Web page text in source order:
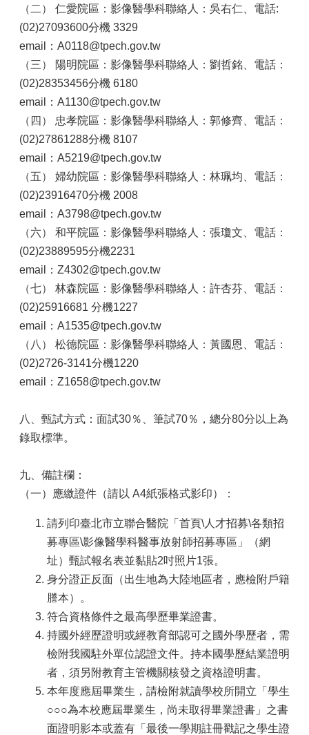
（二）
仁愛院區：影像醫學科聯絡人：吳右仁、電話:
(02)27093600分機 3329
email：A0118@tpech.gov.tw
（三）
陽明院區：影像醫學科聯絡人：劉哲銘、電話：
(02)28353456分機 6180
email：A1130@tpech.gov.tw
（四）
忠孝院區：影像醫學科聯絡人：郭修齊、電話：
(02)27861288分機 8107
email：A5219@tpech.gov.tw
（五）
婦幼院區：影像醫學科聯絡人：林珮均、電話：
(02)23916470分機 2008
email：A3798@tpech.gov.tw
（六）
和平院區：影像醫學科聯絡人：張瓊文、電話：
(02)23889595分機2231
email：Z4302@tpech.gov.tw
（七）
林森院區：影像醫學科聯絡人：許杏芬、電話：
(02)25916681 分機1227
email：A1535@tpech.gov.tw
（八）
松德院區：影像醫學科聯絡人：黃國恩、電話：
(02)2726-3141分機1220
email：Z1658@tpech.gov.tw
八、甄試方式：面試30％、筆試70％，總分80分以上為
錄取標準。
九、備註欄：
（一）應繳證件（請以 A4紙張格式影印）：
請列印臺北市立聯合醫院「首頁\人才招募\各類招
募專區\影像醫學科醫事放射師招募專區」（網
址）甄試報名表並黏貼2吋照片1張。
身分證正反面（出生地為大陸地區者，應檢附戶籍
謄本）。
符合資格條件之最高學歷畢業證書。
持國外經歷證明或經教育部認可之國外學歷者，需
檢附我國駐外單位認證文件。持本國學歷結業證明
者，須另附教育主管機關核發之資格證明書。
本年度應屆畢業生，請檢附就讀學校所開立「學生
○○○為本校應屆畢業生，尚未取得畢業證書」之書
面證明影本或蓋有「最後一學期註冊戳記之學生證